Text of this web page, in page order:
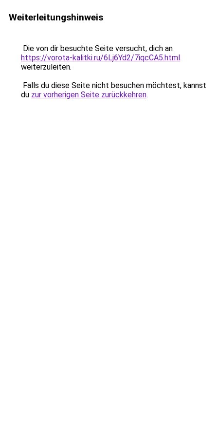
Weiterleitungshinweis
Die von dir besuchte Seite versucht, dich an
https://vorota-kalitki.ru/6Lj6Yd2/7iqcCA5.html
weiterzuleiten.
Falls du diese Seite nicht besuchen möchtest, kannst
du zur vorherigen Seite zurückkehren.